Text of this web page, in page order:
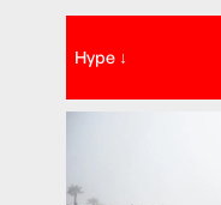
Hype ↓